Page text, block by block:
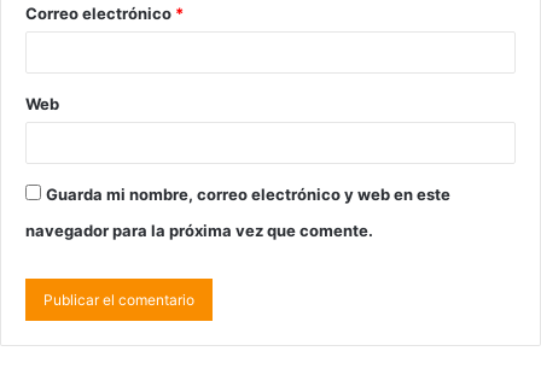
Correo electrónico *
Web
Guarda mi nombre, correo electrónico y web en este
navegador para la próxima vez que comente.